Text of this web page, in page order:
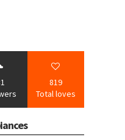
819
Total loves